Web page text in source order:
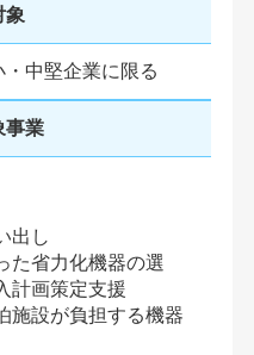
象
中堅企業に限る
事業
出し
省力化機器の選
計画策定支援
設が負担する機器